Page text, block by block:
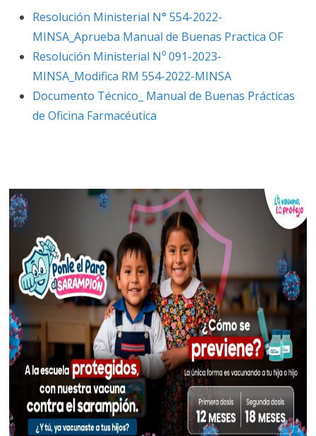
Resolución Ministerial N° 554-2022-
MINSA_Aprueba Manual de Buenas Practica OF
Resolución Ministerial N⁰ 091-2023-
MINSA_Modifica RM 554-2022-MINSA
Documento Técnico_ Manual de Buenas Prácticas
de Oficina Farmacéutica